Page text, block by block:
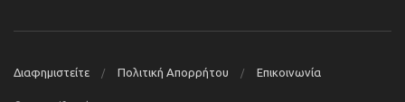
Διαφημιστείτε Πολιτική Απορρήτου Επικοινωνία